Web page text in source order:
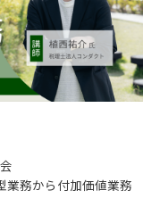
業務から付加価値業務